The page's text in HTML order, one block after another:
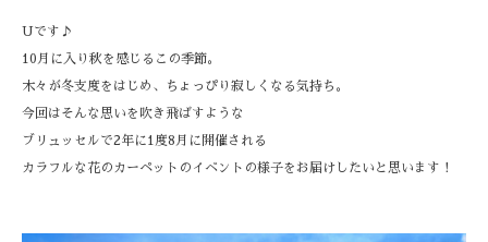
Uです♪
10月に入り秋を感じるこの季節。
木々が冬支度をはじめ、ちょっぴり寂しくなる気持ち。
今回はそんな思いを吹き飛ばすような
ブリュッセルで2年に1度8月に開催される
カラフルな花のカーペットのイベントの様子をお届けしたいと思います！